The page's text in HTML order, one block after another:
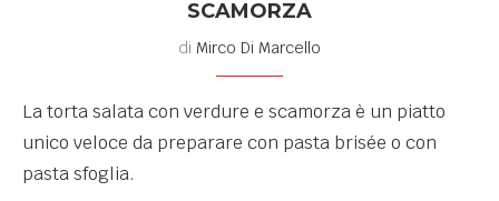
SCAMORZA
di Mirco Di Marcello
La torta salata con verdure e scamorza è un piatto
unico veloce da preparare con pasta brisée o con
pasta sfoglia.